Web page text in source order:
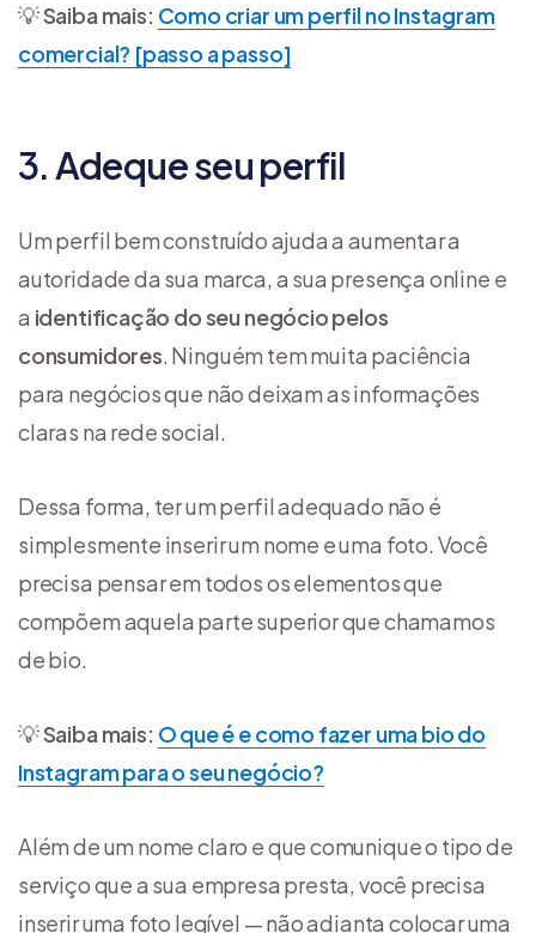
💡Saiba mais: Como criar um perfil no Instagram
comercial? [passo a passo]
3. Adeque seu perfil
Um perfil bem construído ajuda a aumentar a
autoridade da sua marca, a sua presença online e
a identificação do seu negócio pelos
consumidores. Ninguém tem muita paciência
para negócios que não deixam as informações
claras na rede social.
Dessa forma, ter um perfil adequado não é
simplesmente inserir um nome e uma foto. Você
precisa pensar em todos os elementos que
compõem aquela parte superior que chamamos
de bio.
💡Saiba mais: O que é e como fazer uma bio do
Instagram para o seu negócio?
Além de um nome claro e que comunique o tipo de
serviço que a sua empresa presta, você precisa
inserir uma foto legível — não adianta colocar uma